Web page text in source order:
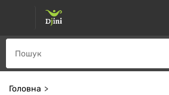
Головна